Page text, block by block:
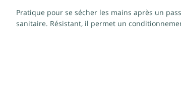
Pratique pour se sécher les mains après un
sanitaire. Résistant, il permet un